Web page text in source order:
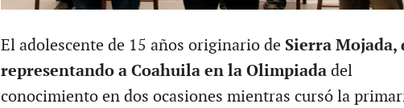
El adolescente de 15 años originario de Sierra Mojada,
representando a Coahuila en la Olimpiada del
conocimiento en dos ocasiones mientras cursó la